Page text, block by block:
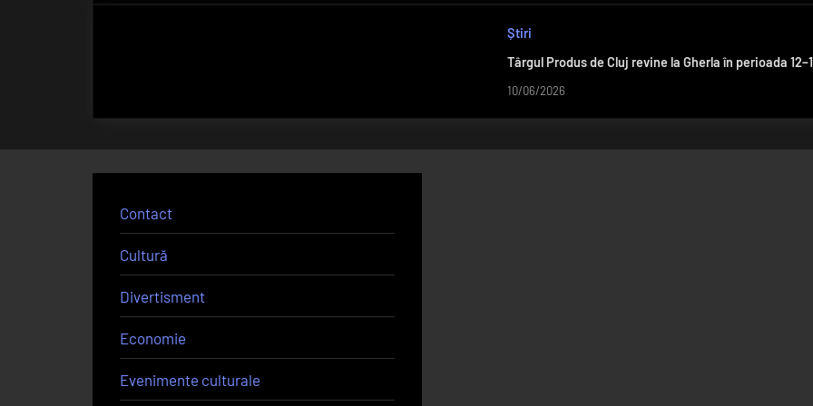
Știri
Târgul Produs de Cluj revine la Gherla în perioada
10/06/2026
Contact
Cultură
Divertisment
Economie
Evenimente culturale